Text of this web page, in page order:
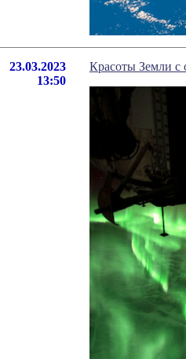
23.03.2023
13:50
Красоты Земли с